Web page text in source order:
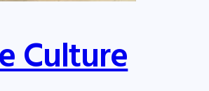
Culture